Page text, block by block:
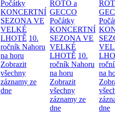
Počátky
KONCERTNÍ
SEZONA VE
VELKÉ
LHOTĚ 10.
ročník Nahoru
na horu
Zobrazit
všechny
záznamy ze
dne
ROTO a
GECCO
Počátky
KONCERTNÍ
SEZONA VE
VELKÉ
LHOTĚ 10.
ročník Nahoru
na horu
Zobrazit
všechny
záznamy ze
dne
na
dne